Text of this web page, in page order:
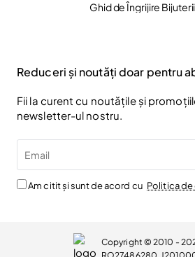
Ghid de Îngrijire Bijuterii
Reduceri și noutăți doar pentru
Fii la curent cu noutățile și
newsletter-ul nostru.
Am citit și sunt de acord cu Politica
Copyright © 2010 -